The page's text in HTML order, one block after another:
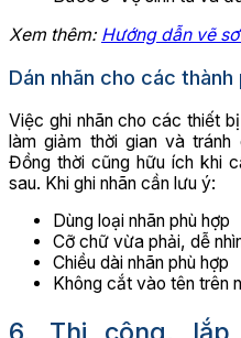
Xem thêm: Hướng dẫn vẽ
Dán nhãn cho các
Việc ghi nhãn cho các thiết
làm giảm thời gian và
Đồng thời cũng hữu ích khi
sau. Khi ghi nhãn cần lưu ý:
Dùng loại nhãn phù hợp
Cỡ chữ vừa phải, dễ
Chiều dài nhãn phù hợp
Không cắt vào tên trên